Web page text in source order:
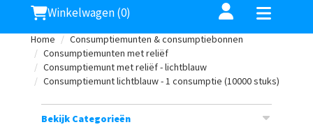
Winkelwagen (0)
Home
Consumptiemunten & consumptiebonnen
Consumptiemunten met reliëf
Consumptiemunt met reliëf - lichtblauw
Consumptiemunt lichtblauw - 1 consumptie (10000 stuks)
Bekijk Categorieën